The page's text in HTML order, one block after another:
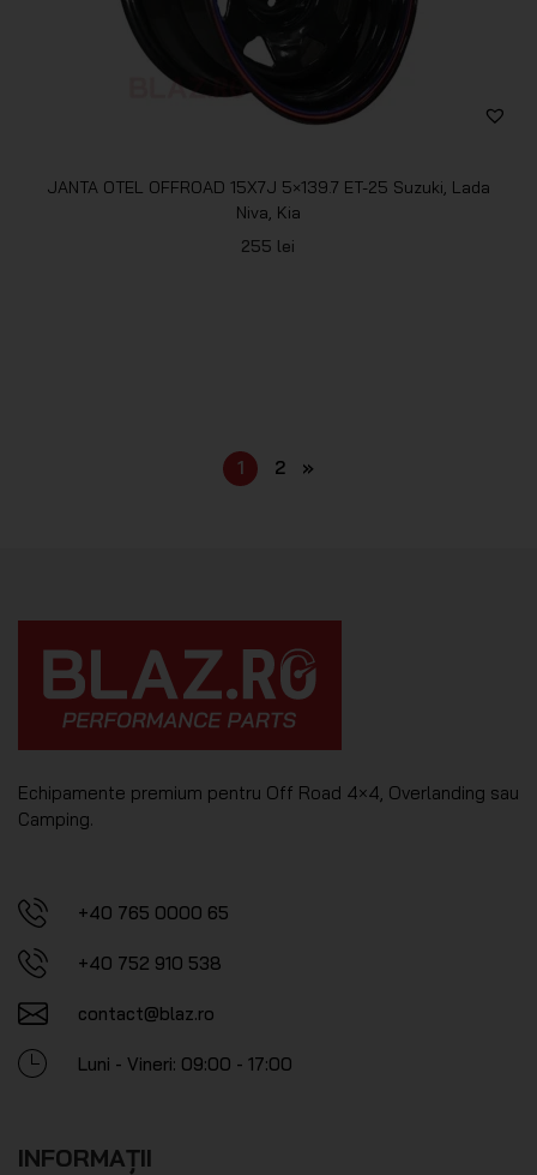
JANTA OTEL OFFROAD 15X7J 5×139.7 ET-25 Suzuki, Lada
Niva, Kia
255 lei
1 2 »
Echipamente premium pentru Off Road 4×4, Overlanding sau
Camping.
+40 765 0000 65
+40 752 910 538
contact@blaz.ro
Luni - Vineri: 09:00 - 17:00
INFORMAȚII